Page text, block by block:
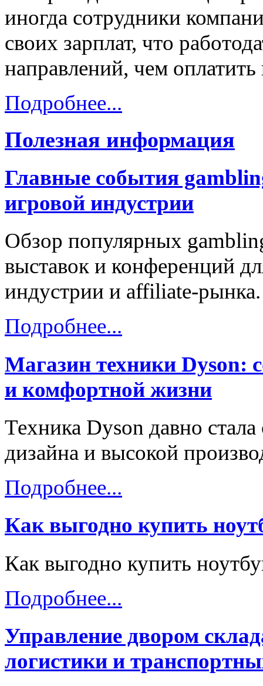
иногда сотрудники
своих зарплат, что
направлений, чем оплатить
Подробнее...
Полезная информация
Главные события
игровой индустрии
Обзор популярных
выставок и конференций
индустрии и affiliate-рынка.
Подробнее...
Магазин техники Dyson:
и комфортной жизни
Техника Dyson давно
дизайна и высокой
Подробнее...
Как выгодно купить
Как выгодно купить
Подробнее...
Управление двором
логистики и